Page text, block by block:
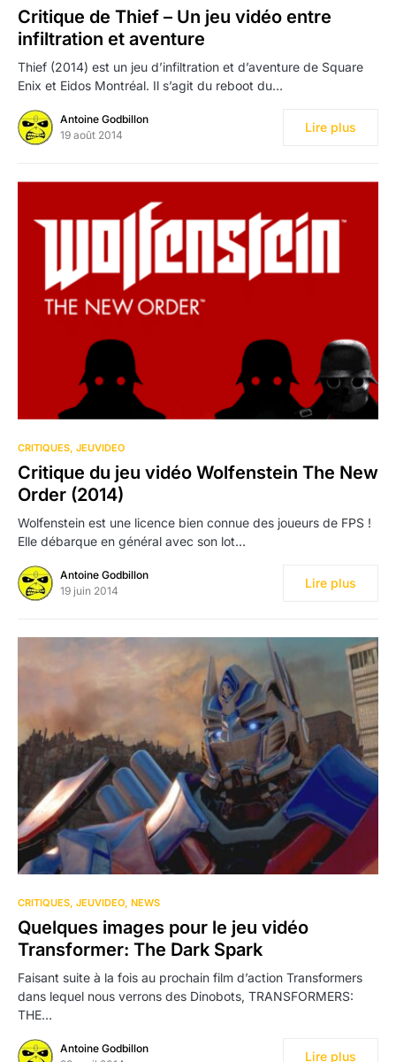
Critique de Thief – Un jeu vidéo entre
infiltration et aventure
Thief (2014) est un jeu d’infiltration et d’aventure de Square
Enix et Eidos Montréal. Il s’agit du reboot du…
Antoine Godbillon
19 août 2014
Lire plus
CRITIQUES JEUVIDEO
Critique du jeu vidéo Wolfenstein The New
Order (2014)
Wolfenstein est une licence bien connue des joueurs de FPS !
Elle débarque en général avec son lot…
Antoine Godbillon
19 juin 2014
Lire plus
CRITIQUES JEUVIDEO NEWS
Quelques images pour le jeu vidéo
Transformer: The Dark Spark
Faisant suite à la fois au prochain film d’action Transformers
dans lequel nous verrons des Dinobots, TRANSFORMERS:
THE…
Antoine Godbillon
Lire plus